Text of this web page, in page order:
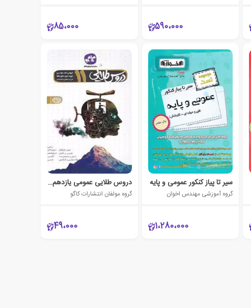
590،000 85،000
سیر تا پیاز کنکور عمومی و پایه
گروه آموزشی مهندس اخوان
1،280،000
دروس طلایی عمومی یازدهم فنی حرفه ای و کارودانش
گروه مولفان انتشارات کاگو
49،000